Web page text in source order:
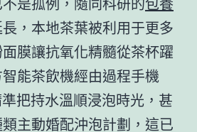
，本地茶葉被利用于更多
膜讓抗氧化精髓從茶杯躍
能茶飲機經由過程手機
把持水溫順浸泡時光，甚
主動婚配沖泡計劃，這已